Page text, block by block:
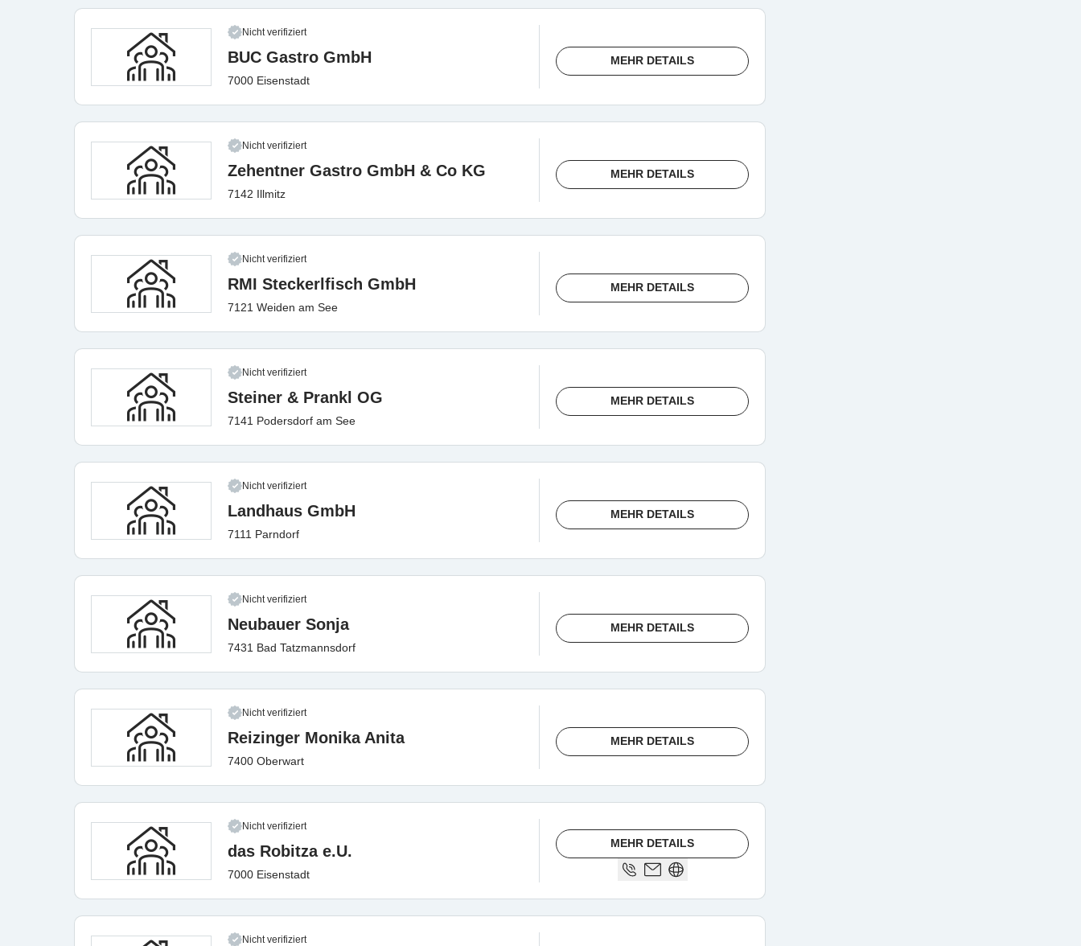
Nicht verifiziert
BUC Gastro GmbH
7000 Eisenstadt
MEHR DETAILS
Nicht verifiziert
Zehentner Gastro GmbH & Co KG
7142 Illmitz
MEHR DETAILS
Nicht verifiziert
RMI Steckerlfisch GmbH
7121 Weiden am See
MEHR DETAILS
Nicht verifiziert
Steiner & Prankl OG
7141 Podersdorf am See
MEHR DETAILS
Nicht verifiziert
Landhaus GmbH
7111 Parndorf
MEHR DETAILS
Nicht verifiziert
Neubauer Sonja
7431 Bad Tatzmannsdorf
MEHR DETAILS
Nicht verifiziert
Reizinger Monika Anita
7400 Oberwart
MEHR DETAILS
Nicht verifiziert
das Robitza e.U.
7000 Eisenstadt
MEHR DETAILS
Nicht verifiziert